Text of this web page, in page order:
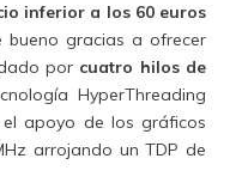
inferior a los 60 euros
bueno gracias a ofrecer
por cuatro hilos de
HyperThreading
apoyo de los gráficos
arrojando un TDP de